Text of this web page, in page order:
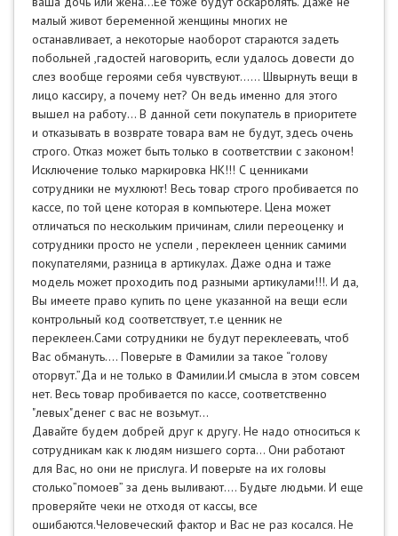
малый живот беременной женщины многих не
останавливает, а некоторые наоборот стараются задеть
побольней ,гадостей наговорить, если удалось довести до
слез вообще героями себя чувствуют...... Швырнуть вещи в
лицо кассиру, а почему нет? Он ведь именно для этого
вышел на работу… В данной сети покупатель в приоритете
и отказывать в возврате товара вам не будут, здесь очень
строго. Отказ может быть только в соответствии с законом!
Исключение только маркировка НК!!! С ценниками
сотрудники не мухлюют! Весь товар строго пробивается по
кассе, по той цене которая в компьютере. Цена может
отличаться по нескольким причинам, слили переоценку и
сотрудники просто не успели , переклеен ценник самими
покупателями, разница в артикулах. Даже одна и таже
модель может проходить под разными артикулами!!!. И да,
Вы имеете право купить по цене указанной на вещи если
контрольный код соответствует, т.е ценник не
переклеен.Сами сотрудники не будут переклеевать, чтоб
Вас обмануть…. Поверьте в Фамилии за такое “голову
оторвут.”Да и не только в Фамилии.И смысла в этом совсем
нет. Весь товар пробивается по кассе, соответственно
"левых"денег с вас не возьмут...
Давайте будем добрей друг к другу. Не надо относиться к
сотрудникам как к людям низшего сорта… Они работают
для Вас, но они не прислуга. И поверьте на их головы
столько”помоев” за день выливают…. Будьте людьми. И еще
проверяйте чеки не отходя от кассы, все
ошибаются.Человеческий фактор и Вас не раз косался. Не